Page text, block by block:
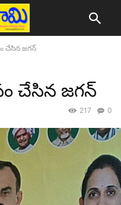
చేసిన జగన్
చేసిన జగన్
0
217